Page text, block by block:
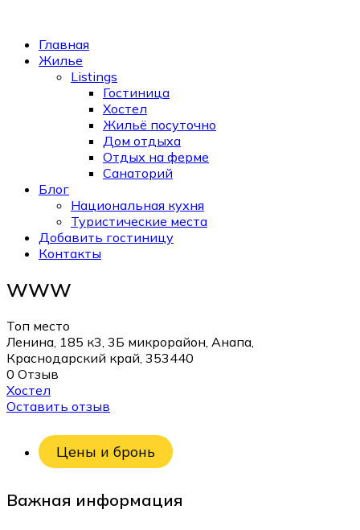
Главная
Жилье
Listings
Гостиница
Хостел
Жильё посуточно
Дом отдыха
Отдых на ферме
Санаторий
Блог
Национальная кухня
Туристические места
Добавить гостиницу
Контакты
WWW
Топ место
Ленина, 185 к3, 3Б микрорайон, Анапа,
Краснодарский край, 353440
0 Отзыв
Хостел
Оставить отзыв
Цены и бронь
Важная информация